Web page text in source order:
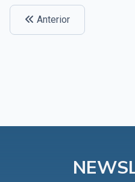
Capítulo XXVII — Pedi e
Anterior